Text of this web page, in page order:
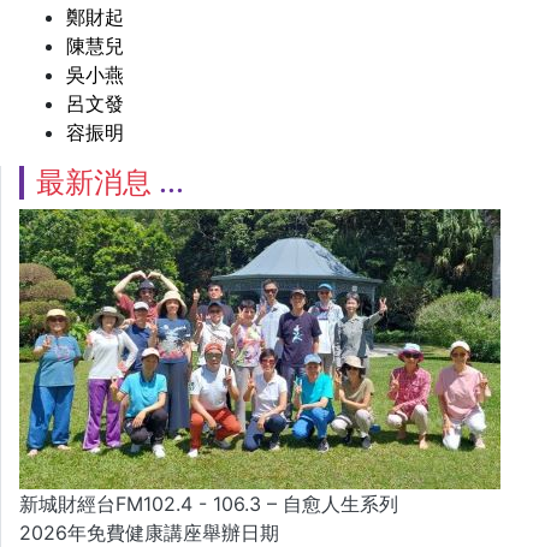
鄭財起
陳慧兒
吳小燕
呂文發
容振明
最新消息
新城財經台FM102.4 - 106.3 – 自愈人生系列
2026年免費健康講座舉辦日期